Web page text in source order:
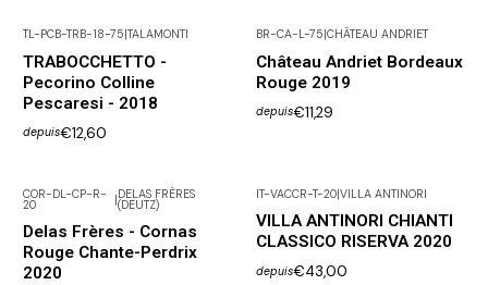
TL-PCB-TRB-18-75 TALAMONTI
TRABOCCHETTO -
Pecorino Colline
Pescaresi - 2018
depuis€12,60
BR-CA-L-75 CHÂTEAU ANDRIET
Château Andriet Bordeaux
Rouge 2019
depuis€11,29
COR-DL-CP-R-
20 |DELAS FRÈRES
(DEUTZ)
Delas Frères - Cornas
Rouge Chante-Perdrix
2020
IT-VACCR-T-20|VILLA ANTINORI
VILLA ANTINORI CHIANTI
CLASSICO RISERVA 2020
depuis€43,00